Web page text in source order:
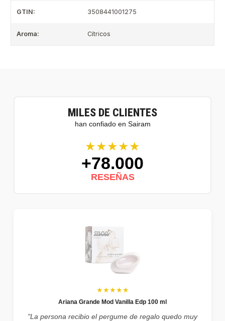
GTIN: 3508441001275
Aroma: Cítricos
MILES DE CLIENTES
han confiado en Sairam
★★★★★
+78.000
RESEÑAS
★★★★★
Ariana Grande Mod Vanilla Edp 100 ml
"La persona recibio el pergume de regalo quedo muy